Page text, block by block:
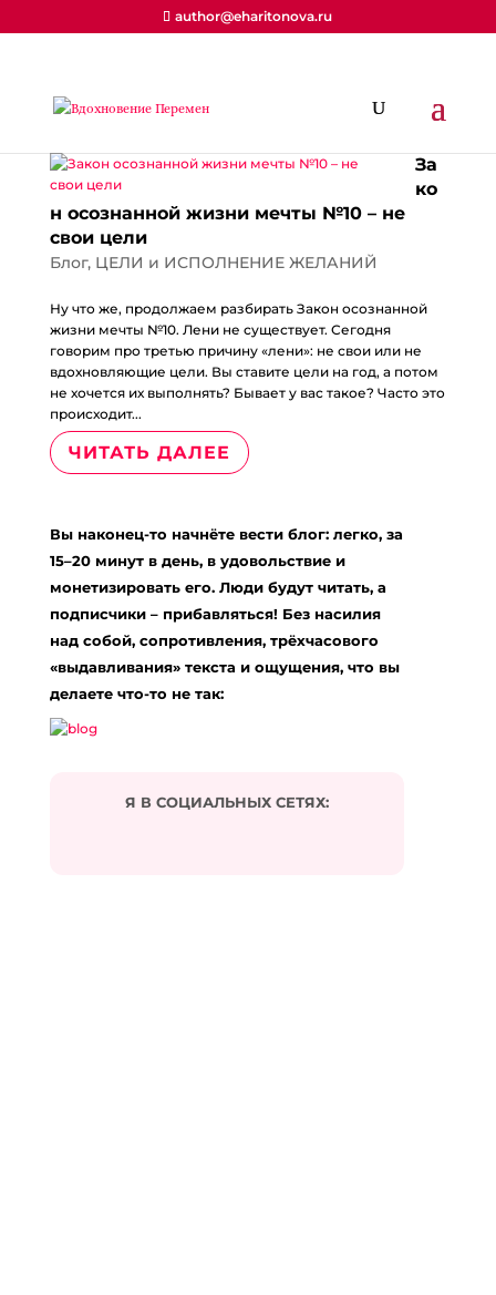
author@eharitonova.ru
За
ко
н осознанной жизни мечты №10 – не
свои цели
Блог, ЦЕЛИ и ИСПОЛНЕНИЕ ЖЕЛАНИЙ
Ну что же, продолжаем разбирать Закон осознанной
жизни мечты №10. Лени не существует. Сегодня
говорим про третью причину «лени»: не свои или не
вдохновляющие цели. Вы ставите цели на год, а потом
не хочется их выполнять? Бывает у вас такое? Часто это
происходит...
ЧИТАТЬ ДАЛЕЕ
Вы наконец-то начнёте вести блог: легко, за
15–20 минут в день, в удовольствие и
монетизировать его. Люди будут читать, а
подписчики – прибавляться! Без насилия
над собой, сопротивления, трёхчасового
«выдавливания» текста и ощущения, что вы
делаете что-то не так:
Я В СОЦИАЛЬНЫХ СЕТЯХ: